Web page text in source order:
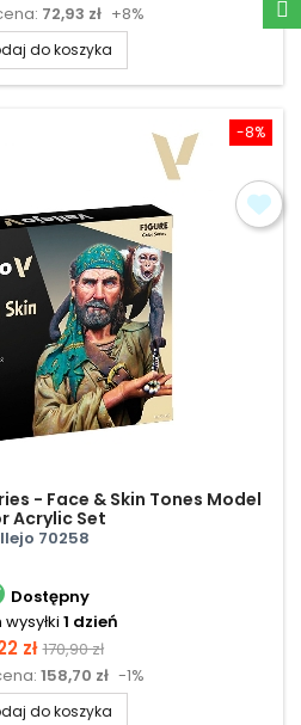
podstawowa
72,93 zł +8%
do koszyka
-8%
- Face & Skin Tones Model
Acrylic Set
70258
Dostępny
1 dzień
zł Cena
podstawowa
170,90 zł
158,70 zł -1%
do koszyka